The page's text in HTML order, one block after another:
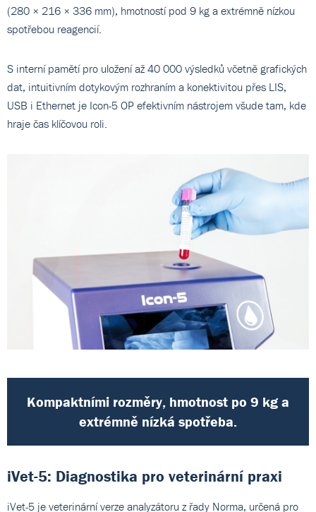
(280 × 216 × 336 mm), hmotností pod 9 kg a extrémně nízkou
spotřebou reagencií.
S interní pamětí pro uložení až 40 000 výsledků včetně grafických
dat, intuitivním dotykovým rozhraním a konektivitou přes LIS,
USB i Ethernet je Icon-5 OP efektivním nástrojem všude tam, kde
hraje čas klíčovou roli.
Kompaktními rozměry, hmotnost po 9 kg a
extrémně nízká spotřeba.
iVet-5: Diagnostika pro veterinární praxi
iVet-5 je veterinární verze analyzátoru z řady Norma, určená pro